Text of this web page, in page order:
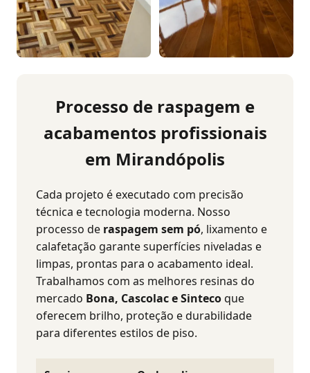
Processo de raspagem e
acabamentos profissionais
em Mirandópolis
Cada projeto é executado com precisão
técnica e tecnologia moderna. Nosso
processo de raspagem sem pó, lixamento e
calafetação garante superfícies niveladas e
limpas, prontas para o acabamento ideal.
Trabalhamos com as melhores resinas do
mercado Bona, Cascolac e Sintecoque
oferecem brilho, proteção e durabilidade
para diferentes estilos de piso.